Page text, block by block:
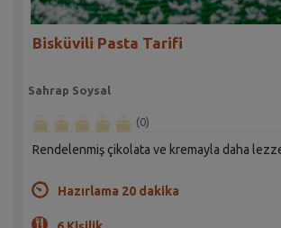
Bisküvili Pasta Tarifi
Sahrap Soysal
(0)
Rendelenmiş çikolata ve kremayla daha
Hazırlama 20 dakika